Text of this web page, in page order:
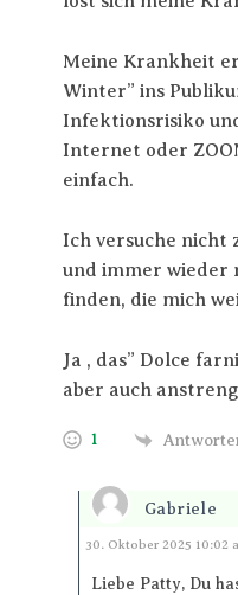
Meine Krankheit
Winter” ins
Infektionsrisiko
Internet oder
einfach.
Ich versuche nicht
und immer wieder
finden, die mich
Ja , das” Dolce
aber auch
1
Gabriele
Antworten
30. Oktober 2025 10:02
Liebe Patty, Du